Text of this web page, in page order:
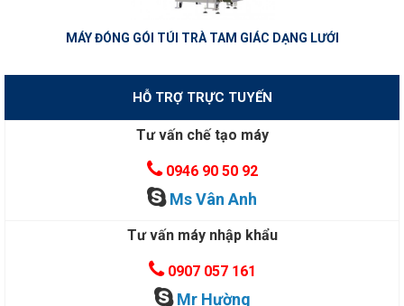
MÁY ĐÓNG GÓI TÚI TRÀ TAM GIÁC DẠNG LƯỚI
HỖ TRỢ TRỰC TUYẾN
Tư vấn chế tạo máy
0946 90 50 92
Ms Vân Anh
Tư vấn máy nhập khẩu
0907 057 161
Mr Hường